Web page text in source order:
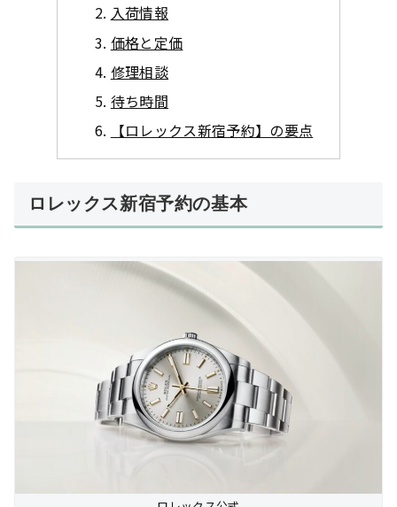
入荷情報
価格と定価
修理相談
待ち時間
【ロレックス新宿予約】の要点
ロレックス新宿予約の基本